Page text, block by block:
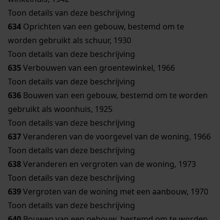
Toon details van deze beschrijving
634 Oprichten van een gebouw, bestemd om te
worden gebruikt als schuur, 1930
Toon details van deze beschrijving
635Verbouwen van een groentewinkel, 1966
Toon details van deze beschrijving
636 Bouwen van een gebouw, bestemd om te worden
gebruikt als woonhuis, 1925
Toon details van deze beschrijving
637Veranderen van de voorgevel van de woning, 1966
Toon details van deze beschrijving
638Veranderen en vergroten van de woning, 1973
Toon details van deze beschrijving
639Vergroten van de woning met een aanbouw, 1970
Toon details van deze beschrijving